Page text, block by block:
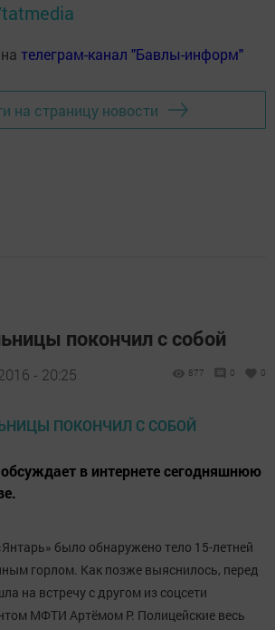
телеграм-канал "Бавлы-информ"
на страницу новости
покончил с собой
- 20:25 877 0 0
в интернете сегодняшнюю
было обнаружено тело 15-летней
горлом. Как позже выяснилось, перед
на встречу с другом из соцсети
МФТИ Артёмом Р. Полицейские весь